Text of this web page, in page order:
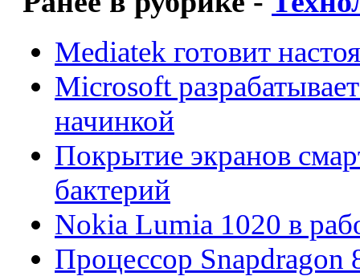
Mediatek готовит
Microsoft
начинкой
Покрытие экранов
бактерий
Nokia Lumia 1020 в
Процессор Snapdragon